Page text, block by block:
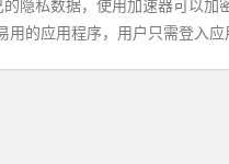
隐私数据，使用加速器可以加
的应用程序，用户只需登入应